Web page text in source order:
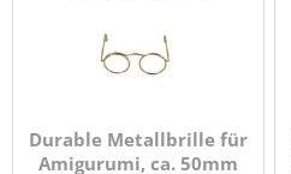
Durable Metallbrille für
Amigurumi, ca. 50mm